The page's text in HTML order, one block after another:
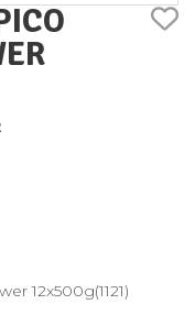
12x500g(1121)